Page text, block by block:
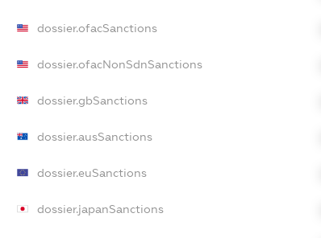
dossier.ofacSanctions
dossier.ofacNonSdnSanctions
dossier.gbSanctions
dossier.ausSanctions
dossier.euSanctions
dossier.japanSanctions